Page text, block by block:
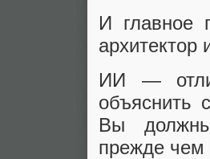
И главное
архитектор
ИИ —
объяснить
Вы должны
прежде чем